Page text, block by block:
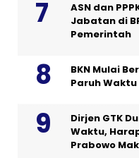
ASN dan
Jabatan di
Pemerintah
BKN Mulai
Paruh
Dirjen GTK
Waktu,
Prabowo